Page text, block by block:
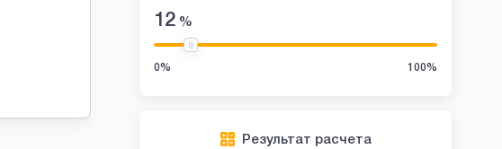
12 %
0% 100%
Результат расчета